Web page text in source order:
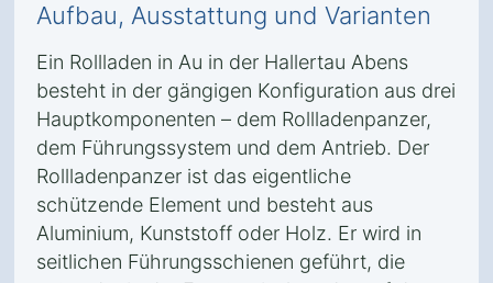
Aufbau, Ausstattung und Varianten
Ein Rollladen in Au in der Hallertau Abens
besteht in der gängigen Konfiguration aus drei
Hauptkomponenten – dem Rollladenpanzer,
dem Führungssystem und dem Antrieb. Der
Rollladenpanzer ist das eigentliche
schützende Element und besteht aus
Aluminium, Kunststoff oder Holz. Er wird in
seitlichen Führungsschienen geführt, die